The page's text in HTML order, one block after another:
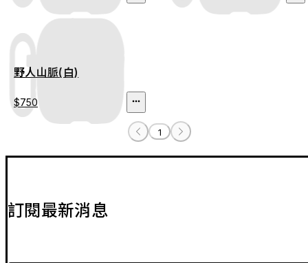
野人山脈(白)
$750
1
訂閱最新消息